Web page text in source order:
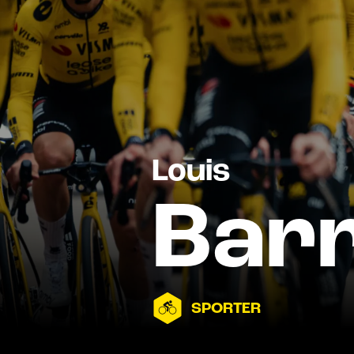
Louis
SPORTER